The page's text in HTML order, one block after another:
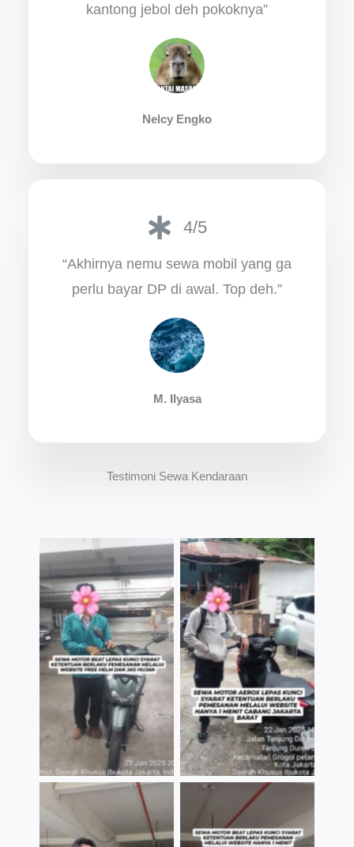
kantong jebol deh pokoknya”
Nelcy Engko
4/5
“Akhirnya nemu sewa mobil yang ga
perlu bayar DP di awal. Top deh.”
M. Ilyasa
Testimoni Sewa Kendaraan
TNo Caption TNo Caption